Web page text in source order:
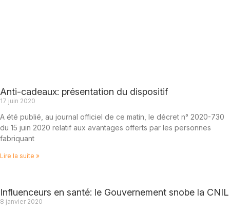
Anti-cadeaux: présentation du dispositif
17 juin 2020
A été publié, au journal officiel de ce matin, le décret n° 2020-730
du 15 juin 2020 relatif aux avantages offerts par les personnes
fabriquant
Lire la suite »
Influenceurs en santé: le Gouvernement snobe la CNIL
8 janvier 2020